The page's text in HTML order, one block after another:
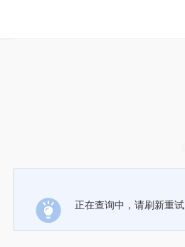
正在查询中，请刷新重试